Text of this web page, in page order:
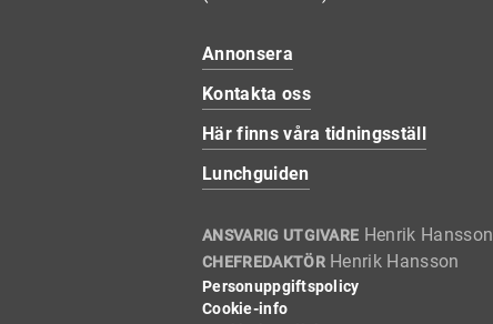
Annonsera
Kontakta oss
Här finns våra tidningsställ
Lunchguiden
ANSVARIG UTGIVARE Henrik Hansson
CHEFREDAKTÖRHenrik Hansson
Personuppgiftspolicy
Cookie-info